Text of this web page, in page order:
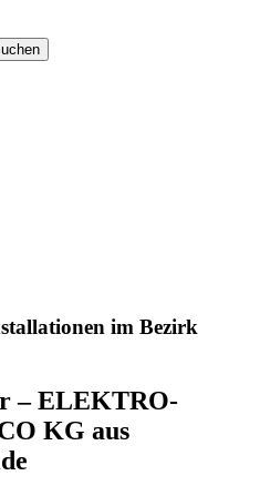
im Bezirk
– ELEKTRO-
KG aus